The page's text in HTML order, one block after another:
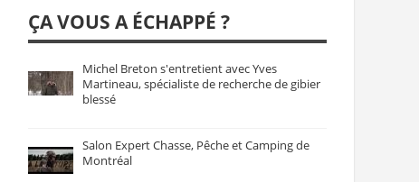
ÇA VOUS A ÉCHAPPÉ ?
Michel Breton s'entretient avec Yves
Martineau, spécialiste de recherche de gibier
blessé
Salon Expert Chasse, Pêche et Camping de
Montréal